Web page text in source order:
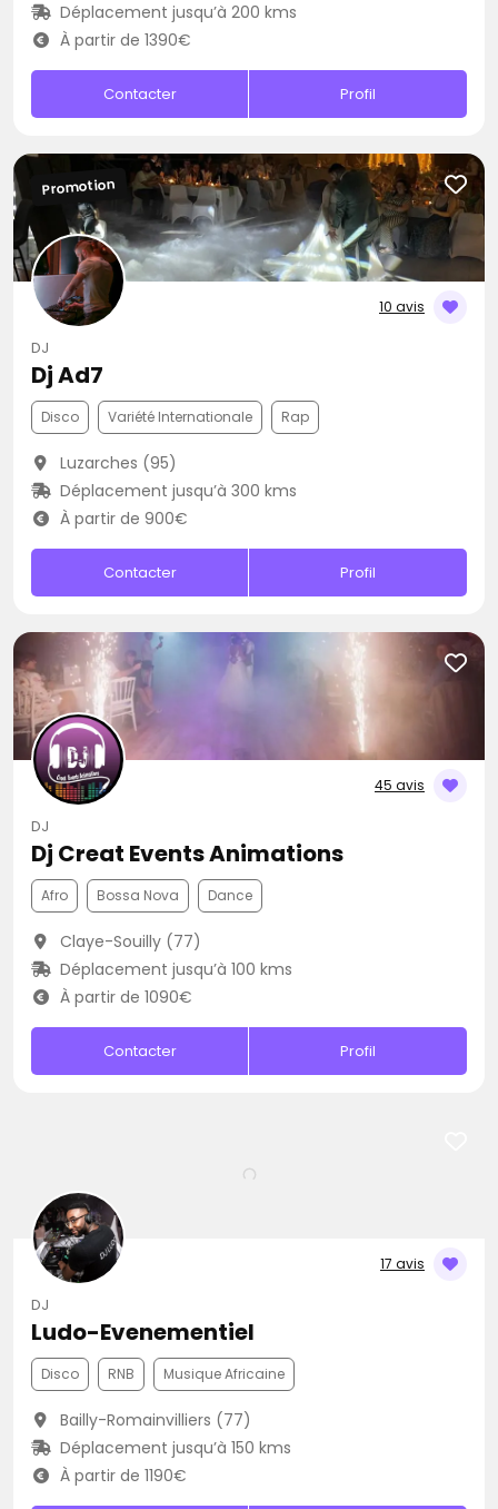
Déplacement jusqu’à 200 kms
À partir de 1390€
Contacter Profil
10 avis
Promotion
DJ
Dj Ad7
Disco Variété Internationale Rap
Luzarches (95)
Déplacement jusqu’à 300 kms
À partir de 900€
Contacter Profil
45 avis
DJ
Dj Creat Events Animations
Afro Bossa Nova Dance
Claye-Souilly (77)
Déplacement jusqu’à 100 kms
À partir de 1090€
Contacter Profil
17 avis
DJ
Ludo-Evenementiel
Disco RNB Musique Africaine
Bailly-Romainvilliers (77)
Déplacement jusqu’à 150 kms
À partir de 1190€